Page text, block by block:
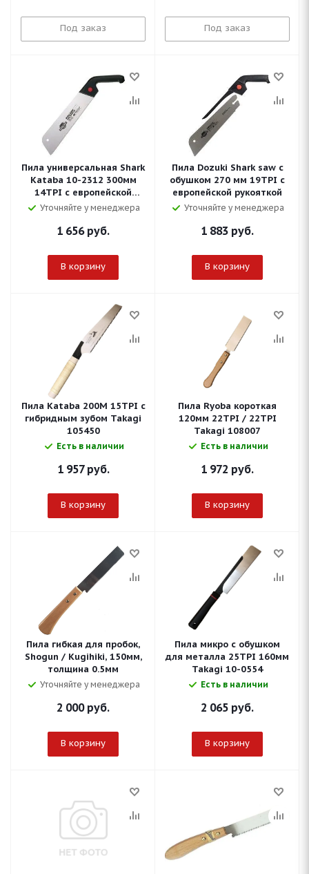
Под заказ Под заказ
Пила универсальная Shark
Kataba 10-2312 300мм
14TPI с европейской
рукояткой
Уточняйте у менеджера
1 656руб.
В корзину
Пила Dozuki Shark saw с
обушком 270 мм 19TPI с
европейской рукояткой
Уточняйте у менеджера
1 883 руб.
В корзину
Пила Kataba 200M 15TPI с
гибридным зубом Takagi
105450
Есть в наличии
1 957руб.
В корзину
Пила Ryoba короткая
120мм 22TPI / 22TPI
Takagi 108007
Есть в наличии
1 972 руб.
В корзину
Пила гибкая для пробок,
Shogun / Kugihiki, 150мм,
толщина 0.5мм
Уточняйте у менеджера
2 000руб.
В корзину
Пила микро с обушком
для металла 25TPI 160мм
Takagi 10-0554
Есть в наличии
2 065 руб.
В корзину